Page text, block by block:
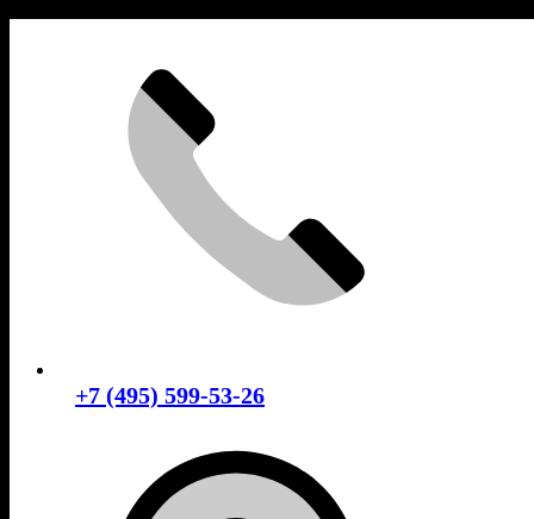
+7 (495) 599-53-26